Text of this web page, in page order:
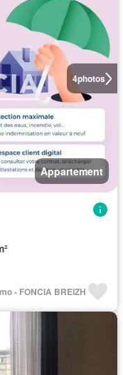
4photos
Appartement
- FONCIA BREIZH